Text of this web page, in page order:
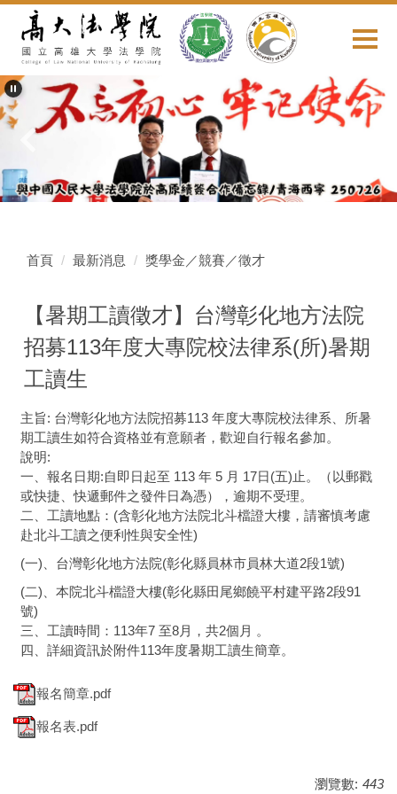
要
內
容
區
首頁 最新消息 獎學金／競賽／徵才
【暑期工讀徵才】台灣彰化地方法院
招募113年度大專院校法律系(所)暑期
工讀生
主旨: 台灣彰化地方法院招募113 年度大專院校法律系、所暑
期工讀生如符合資格並有意願者，歡迎自行報名參加。
說明:
一、報名日期:自即日起至 113 年 5 月 17日(五)止。（以郵戳
或快捷、快遞郵件之發件日為憑），逾期不受理。
二、工讀地點：(含彰化地方法院北斗檔證大樓，請審慎考慮
赴北斗工讀之便利性與安全性)
(一)、台灣彰化地方法院(彰化縣員林市員林大道2段1號)
(二)、本院北斗檔證大樓(彰化縣田尾鄉饒平村建平路2段91
號)
三、工讀時間：113年7 至8月，共2個月 。
四、詳細資訊於附件113年度暑期工讀生簡章。
報名簡章.pdf
報名表.pdf
瀏覽數: 443